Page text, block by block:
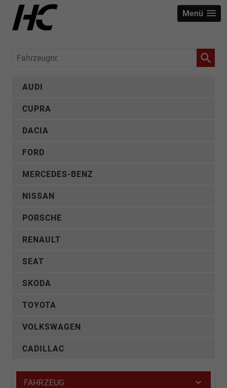
Menü
Fahrzeugnr.
AUDI
CUPRA
DACIA
FORD
MERCEDES-BENZ
NISSAN
PORSCHE
RENAULT
SEAT
SKODA
TOYOTA
VOLKSWAGEN
CADILLAC
FAHRZEUG